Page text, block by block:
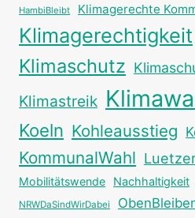
HambiBleibt Klimagerechte
Klimagerechtigkeit
Klimaschutz
Klimastreik
Koeln Kohleausstieg
KommunalWahl
Mobilitätswende Nachhaltigkeit
NRWDaSindWirDabei